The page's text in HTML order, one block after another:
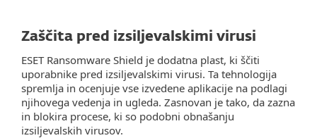
Zaščita pred izsiljevalskimi virusi
ESET Ransomware Shield je dodatna plast, ki ščiti
uporabnike pred izsiljevalskimi virusi. Ta tehnologija
spremlja in ocenjuje vse izvedene aplikacije na podlagi
njihovega vedenja in ugleda. Zasnovan je tako, da zazna
in blokira procese, ki so podobni obnašanju
izsiljevalskih virusov.